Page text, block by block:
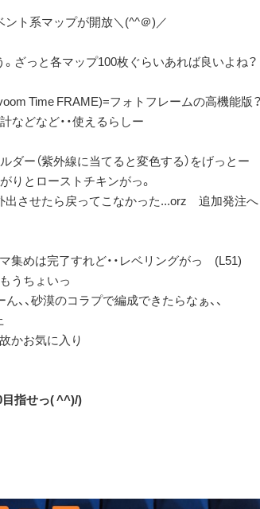
ト系マップが開放＼(^^＠)／
ざっと各マップ100枚ぐらいあれば良いよね？
Time FRAME)=フォトフレームの高機能版？
などなど・・使えるらしー
ダー（紫外線に当てると変色する）をげっとー
りとローストチキンがっ。
させたら戻ってこなかった...orz 追加発注へ
集めは完了すれど・・レベリングがっ (L51)
ちょいっ
、砂漠のコラプで編成できたらなぁ、、
お気に入り
指せっ( ^^)/)